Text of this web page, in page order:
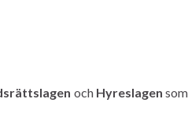
och Hyreslagen som